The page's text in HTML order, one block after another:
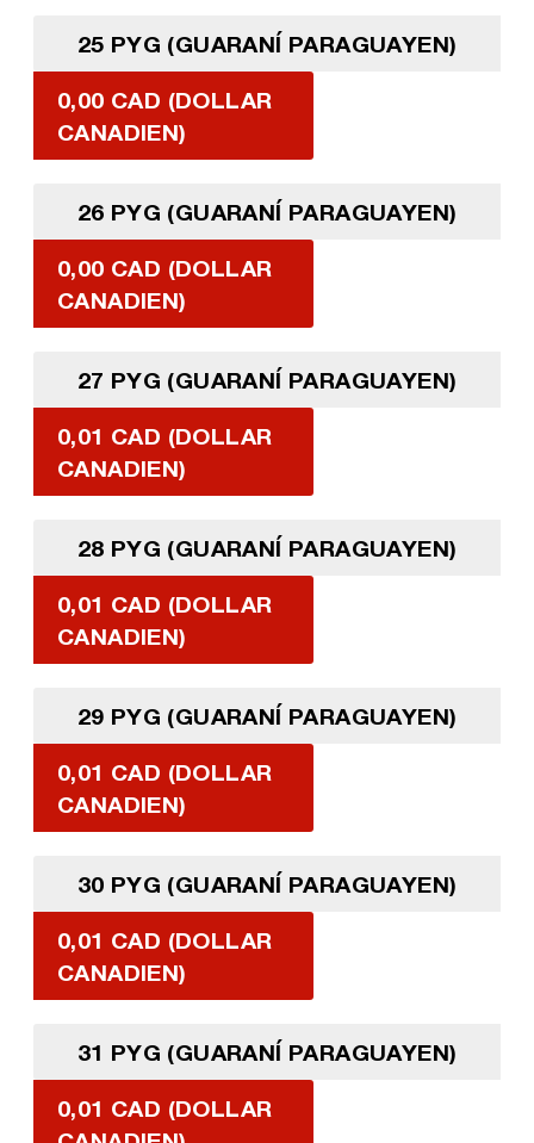
25 PYG (GUARANÍ PARAGUAYEN)
0,00 CAD (DOLLAR
CANADIEN)
26 PYG (GUARANÍ PARAGUAYEN)
0,00 CAD (DOLLAR
CANADIEN)
27 PYG (GUARANÍ PARAGUAYEN)
0,01 CAD (DOLLAR
CANADIEN)
28 PYG (GUARANÍ PARAGUAYEN)
0,01 CAD (DOLLAR
CANADIEN)
29 PYG (GUARANÍ PARAGUAYEN)
0,01 CAD (DOLLAR
CANADIEN)
30 PYG (GUARANÍ PARAGUAYEN)
0,01 CAD (DOLLAR
CANADIEN)
31 PYG (GUARANÍ PARAGUAYEN)
0,01 CAD (DOLLAR